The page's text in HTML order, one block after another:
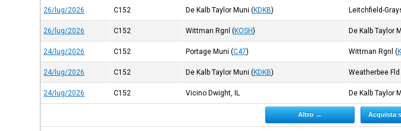
26/lug/2026 C152 De Kalb Taylor Muni (KDKB) Leitchfield-
26/lug/2026 C152 Wittman Rgnl (KOSH) De Kalb Taylor
24/lug/2026 C152 Portage Muni (C47) Wittman Rgnl (
24/lug/2026 C152 De Kalb Taylor Muni (KDKB) Weatherbee Fld
24/lug/2026 C152 Vicino Dwight, IL De Kalb Taylor
Altro → Acquista